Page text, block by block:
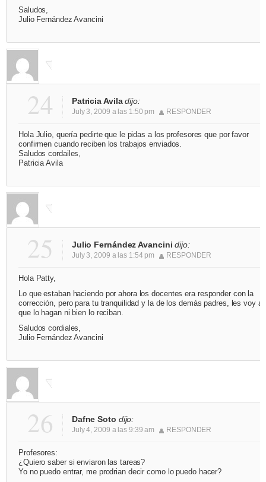
Saludos,
Julio Fernández Avancini
24 Patricia Avila dijo:
July 3, 2009 a las 1:50 pm RESPONDER
Hola Julio, quería pedirte que le pidas a los profesores que por favor
confirmen cuando reciben los trabajos enviados.
Saludos cordailes,
Patricia Avila
25 Julio Fernández Avancini dijo:
July 3, 2009 a las 1:54 pm RESPONDER
Hola Patty,
Lo que estaban haciendo por ahora los docentes era responder con la
corrección, pero para tu tranquilidad y la de los demás padres, les voy a
que lo hagan ni bien lo reciban.
Saludos cordiales,
Julio Fernández Avancini
26 Dafne Soto dijo:
July 4, 2009 a las 9:39 am RESPONDER
Profesores:
¿Quiero saber si enviaron las tareas?
Yo no puedo entrar, me prodrian decir como lo puedo hacer?